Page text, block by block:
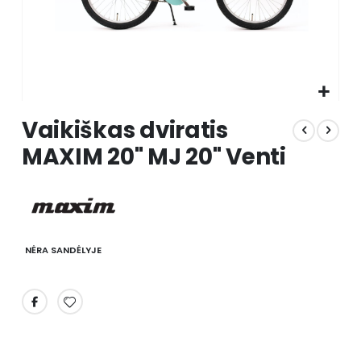
to
the
beginning
images
Vaikiškas dviratis
MAXIM 20" MJ 20" Venti
NĖRA SANDĖLYJE